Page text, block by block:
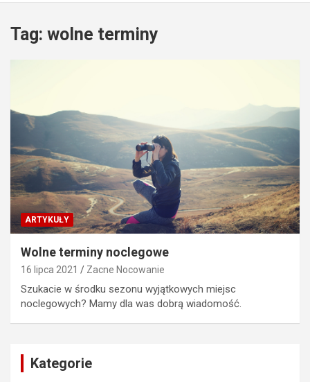
Tag: wolne terminy
ARTYKUŁY
Wolne terminy noclegowe
16 lipca 2021 Zacne Nocowanie
Szukacie w środku sezonu wyjątkowych miejsc
noclegowych? Mamy dla was dobrą wiadomość.
Kategorie